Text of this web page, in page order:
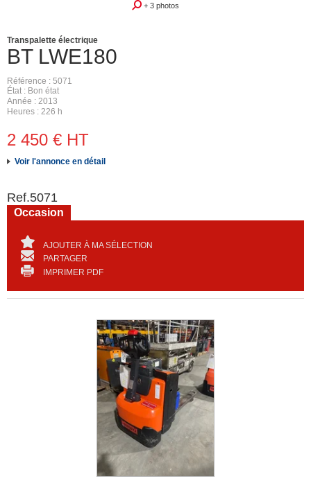
+ 3 photos
BT LWE180
Transpalette électrique
Référence
5071
État
Bon état
Année
2013
Heures
226 h
2 450 € HT
Voir l'annonce en détail
Ref.5071
Occasion
AJOUTER À MA SÉLECTION
PARTAGER
IMPRIMER PDF